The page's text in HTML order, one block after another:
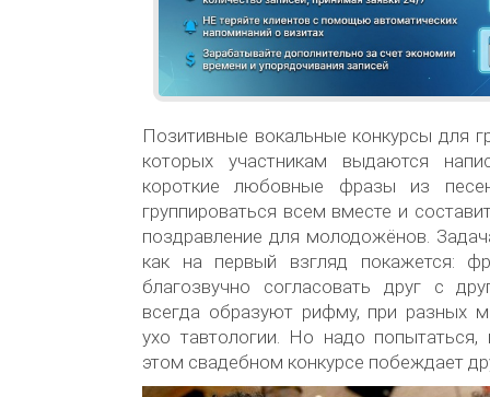
Позитивные вокальные конкурсы для
которых участникам выдаются
короткие любовные фразы из
группироваться всем вместе и
поздравление для молодожёнов.
как на первый взгляд покажется:
благозвучно согласовать друг с
всегда образуют рифму, при разных
ухо тавтологии. Но надо попытаться,
этом свадебном конкурсе побеждает